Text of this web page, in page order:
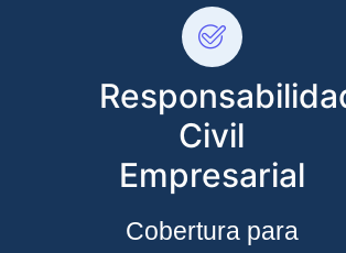
Civil
Empresarial
Cobertura para